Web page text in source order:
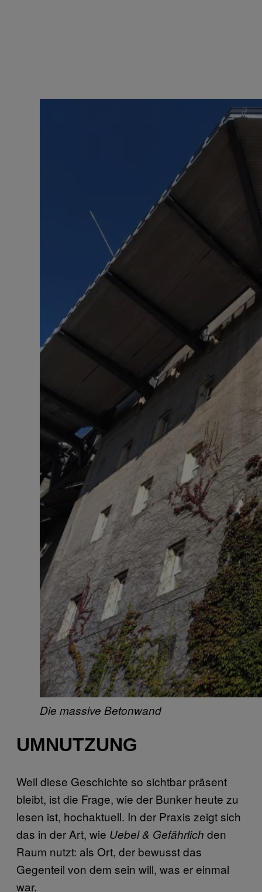
Die massive Betonwand
UMNUTZUNG
Weil diese Geschichte so sichtbar präsent
bleibt, ist die Frage, wie der Bunker heute zu
lesen ist, hochaktuell. In der Praxis zeigt sich
das in der Art, wie Uebel & Gefährlich den
Raum nutzt: als Ort, der bewusst das
Gegenteil von dem sein will, was er einmal
war.